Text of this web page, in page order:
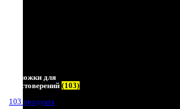
Обложки для
удостоверений (103)
103 продукта